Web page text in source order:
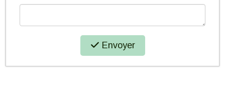
Envoyer